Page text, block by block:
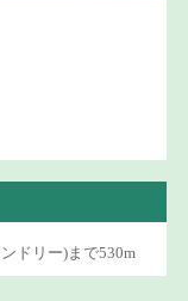
ドリー)まで530m